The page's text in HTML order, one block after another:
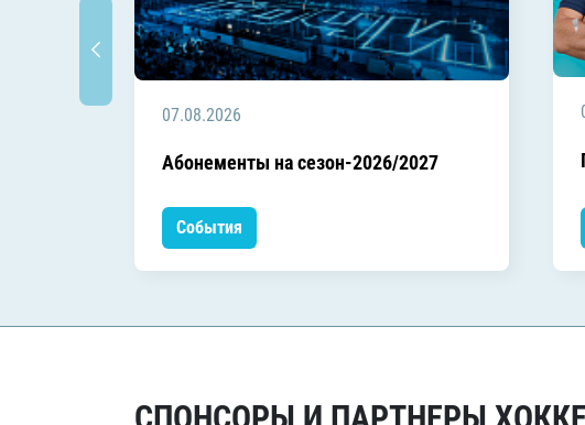
07.08.2026
Абонементы на сезон-2026/2027
События